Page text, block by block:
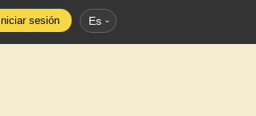
Iniciar sesión Es